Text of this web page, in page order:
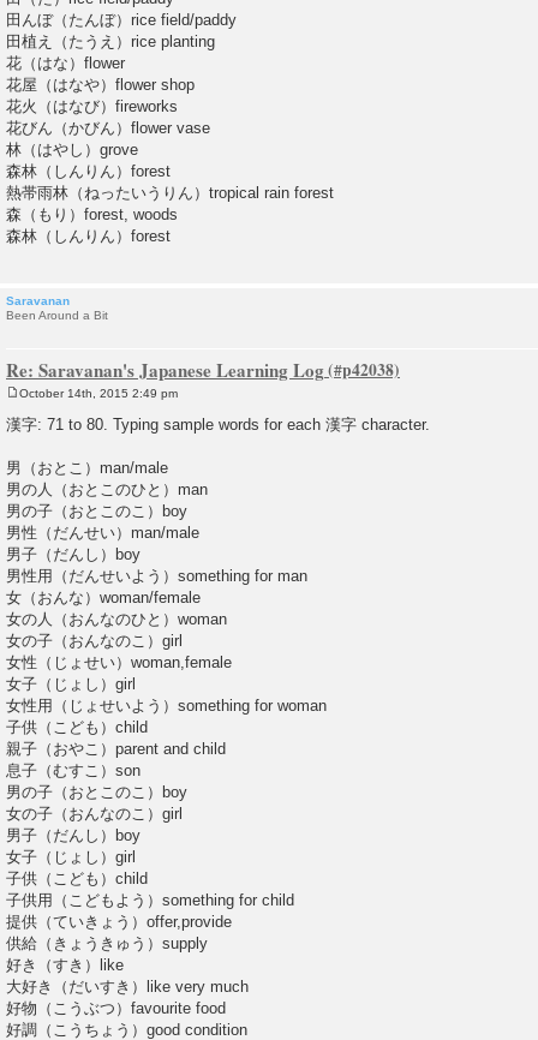
田んぼ（たんぼ）rice field/paddy
田植え（たうえ）rice planting
花（はな）flower
花屋（はなや）flower shop
花火（はなび）fireworks
花びん（かびん）flower vase
林（はやし）grove
森林（しんりん）forest
熱帯雨林（ねったいうりん）tropical rain forest
森（もり）forest, woods
森林（しんりん）forest
Saravanan
Been Around a Bit
Re: Saravanan's Japanese Learning Log
o
s
October 14th, 2015 2:49 pm
漢字: 71 to 80. Typing sample words for each 漢字 character.
男（おとこ）man/male
男の人（おとこのひと）man
男の子（おとこのこ）boy
男性（だんせい）man/male
男子（だんし）boy
男性用（だんせいよう）something for man
女（おんな）woman/female
女の人（おんなのひと）woman
女の子（おんなのこ）girl
女性（じょせい）woman,female
女子（じょし）girl
女性用（じょせいよう）something for woman
子供（こども）child
親子（おやこ）parent and child
息子（むすこ）son
男の子（おとこのこ）boy
女の子（おんなのこ）girl
男子（だんし）boy
女子（じょし）girl
子供（こども）child
子供用（こどもよう）something for child
提供（ていきょう）offer,provide
供給（きょうきゅう）supply
好き（すき）like
大好き（だいすき）like very much
好物（こうぶつ）favourite food
好調（こうちょう）good condition